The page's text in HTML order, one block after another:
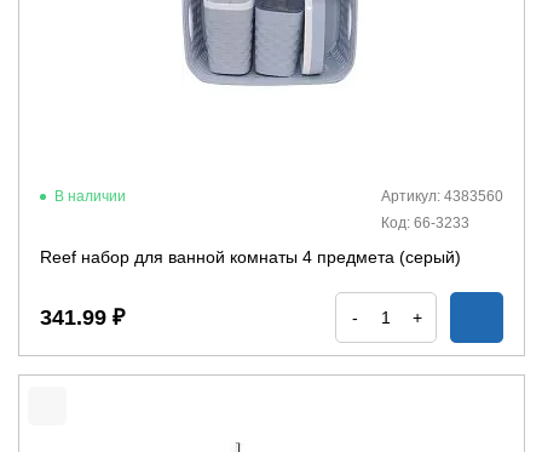
В наличии
Артикул: 4383560
Код: 66-3233
Reef набор для ванной комнаты 4 предмета (серый)
341.99 ₽ - +